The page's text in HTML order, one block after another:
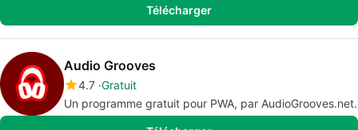
Télécharger
Audio Grooves
4.7 Gratuit
Un programme gratuit pour PWA, par AudioGrooves.net.